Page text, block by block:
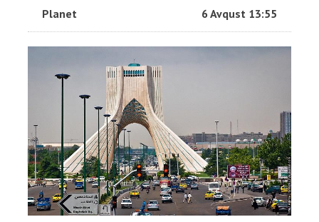
Planet 6 Avqust 13:55